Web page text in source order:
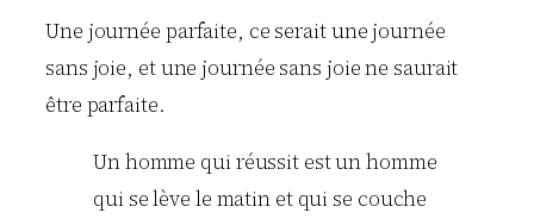
Une journée parfaite, ce serait une journée
sans joie, et une journée sans joie ne saurait
être parfaite.
Un homme qui réussit est un homme
qui se lève le matin et qui se couche